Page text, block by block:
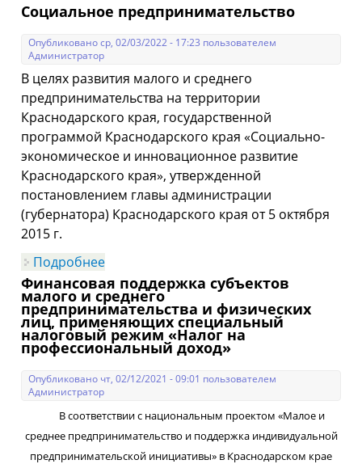
Социальное предпринимательство
Опубликовано ср, 02/03/2022 - 17:23 пользователем
Администратор
В целях развития малого и среднего
предпринимательства на территории
Краснодарского края, государственной
программой Краснодарского края «Социально-
экономическое и инновационное развитие
Краснодарского края», утвержденной
постановлением главы администрации
(губернатора) Краснодарского края от 5 октября
2015 г.
Подробнее
Финансовая поддержка субъектов
малого и среднего
предпринимательства и физических
лиц, применяющих специальный
налоговый режим «Налог на
профессиональный доход»
Опубликовано чт, 02/12/2021 - 09:01 пользователем
Администратор
В соответствии с национальным проектом «Малое и
среднее предпринимательство и поддержка индивидуальной
предпринимательской инициативы» в Краснодарском крае